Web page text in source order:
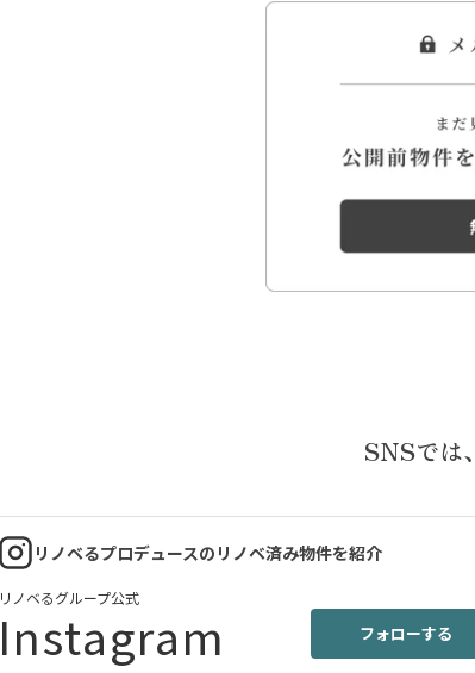
SNSでは、
リノベるプロデュースのリノベ済み物件を紹介
リノベるグループ公式
Instagram フォローする